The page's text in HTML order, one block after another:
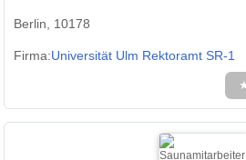
Berlin, 10178
Firma:Universität Ulm Rektoramt SR-1